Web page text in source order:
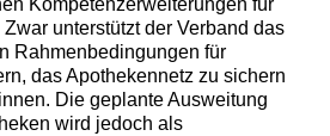
Kompetenzerweiterungen für
unterstützt der Verband das
Rahmenbedingungen für
das Apothekennetz zu sichern
Die geplante Ausweitung
wird jedoch als